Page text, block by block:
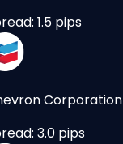
1.5 pips
Corporation
3.0 pips